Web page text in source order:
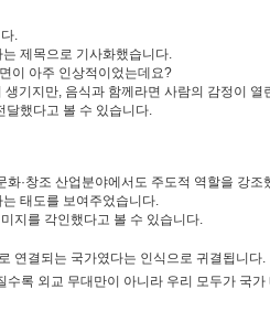
.
제목으로 기사화했습니다.
이 아주 인상적이었는데요?
기지만, 음식과 함께라면 사람의 감정이 열
달했다고 볼 수 있습니다.
·창조 산업분야에서도 주도적 역할을 강조
태도를 보여주었습니다.
지를 각인했다고 볼 수 있습니다.
연결되는 국가였다는 인식으로 귀결됩니다.
록 외교 무대만이 아니라 우리 모두가 국